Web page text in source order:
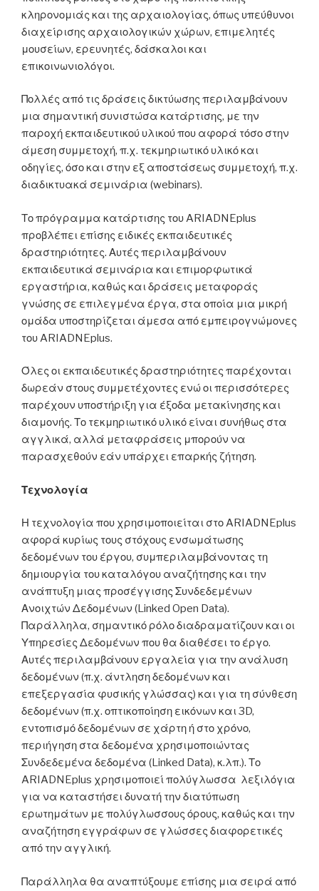
κληρονομιάς και της αρχαιολογίας, όπως υπεύθυνοι
διαχείρισης αρχαιολογικών χώρων, επιμελητές
μουσείων, ερευνητές, δάσκαλοι και
επικοινωνιολόγοι.
Πολλές από τις δράσεις δικτύωσης περιλαμβάνουν
μια σημαντική συνιστώσα κατάρτισης, με την
παροχή εκπαιδευτικού υλικού που αφορά τόσο στην
άμεση συμμετοχή, π.χ. τεκμηριωτικό υλικό και
οδηγίες, όσο και στην εξ αποστάσεως συμμετοχή, π.χ.
διαδικτυακά σεμινάρια (webinars).
Το πρόγραμμα κατάρτισης του ARIADNEplus
προβλέπει επίσης ειδικές εκπαιδευτικές
δραστηριότητες. Αυτές περιλαμβάνουν
εκπαιδευτικά σεμινάρια και επιμορφωτικά
εργαστήρια, καθώς και δράσεις μεταφοράς
γνώσης σε επιλεγμένα έργα, στα οποία μια μικρή
ομάδα υποστηρίζεται άμεσα από εμπειρογνώμονες
του ARIADNEplus.
Όλες οι εκπαιδευτικές δραστηριότητες παρέχονται
δωρεάν στους συμμετέχοντες ενώ οι περισσότερες
παρέχουν υποστήριξη για έξοδα μετακίνησης και
διαμονής. Το τεκμηριωτικό υλικό είναι συνήθως στα
αγγλικά, αλλά μεταφράσεις μπορούν να
παρασχεθούν εάν υπάρχει επαρκής ζήτηση.
Τεχνολογία
Η τεχνολογία που χρησιμοποιείται στο ARIADNEplus
αφορά κυρίως τους στόχους ενσωμάτωσης
δεδομένων του έργου, συμπεριλαμβάνοντας τη
δημιουργία του καταλόγου αναζήτησης και την
ανάπτυξη μιας προσέγγισης Συνδεδεμένων
Ανοιχτών Δεδομένων (Linked Open Data).
Παράλληλα, σημαντικό ρόλο διαδραματίζουν και οι
Υπηρεσίες Δεδομένων που θα διαθέσει το έργο.
Αυτές περιλαμβάνουν εργαλεία για την ανάλυση
δεδομένων (π.χ. άντληση δεδομένων και
επεξεργασία φυσικής γλώσσας) και για τη σύνθεση
δεδομένων (π.χ. οπτικοποίηση εικόνων και 3D,
εντοπισμό δεδομένων σε χάρτη ή στο χρόνο,
περιήγηση στα δεδομένα χρησιμοποιώντας
Συνδεδεμένα δεδομένα (Linked Data), κ.λπ.). Το
ARIADNEplus χρησιμοποιεί πολύγλωσσα λεξιλόγια
για να καταστήσει δυνατή την διατύπωση
ερωτημάτων με πολύγλωσσους όρους, καθώς και την
αναζήτηση εγγράφων σε γλώσσες διαφορετικές
από την αγγλική.
Παράλληλα θα αναπτύξουμε επίσης μια σειρά από